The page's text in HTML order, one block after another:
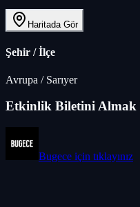
Haritada Gör
Şehir / İlçe
Avrupa / Sarıyer
Etkinlik Biletini Almak
Bugece için tıklayınız